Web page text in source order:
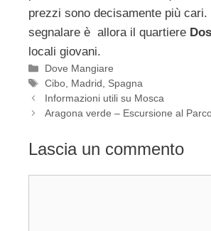
prezzi sono decisamente più
segnalare è allora il quartiere
locali giovani.
Categorie
Dove Mangiare
Tag
Cibo, Madrid, Spagna
Informazioni utili su Mosca
Aragona verde – Escursione al
Lascia un commento